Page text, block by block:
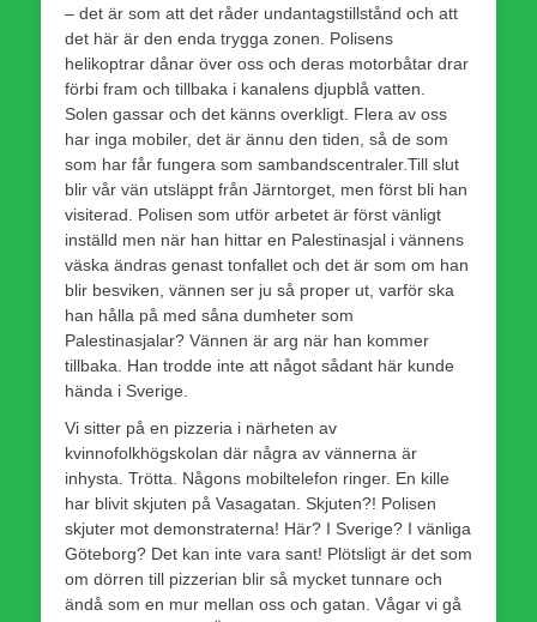
– det är som att det råder undantagstillstånd och att
det här är den enda trygga zonen. Polisens
helikoptrar dånar över oss och deras motorbåtar drar
förbi fram och tillbaka i kanalens djupblå vatten.
Solen gassar och det känns overkligt. Flera av oss
har inga mobiler, det är ännu den tiden, så de som
som har får fungera som sambandscentraler.Till slut
blir vår vän utsläppt från Järntorget, men först bli han
visiterad. Polisen som utför arbetet är först vänligt
inställd men när han hittar en Palestinasjal i vännens
väska ändras genast tonfallet och det är som om han
blir besviken, vännen ser ju så proper ut, varför ska
han hålla på med såna dumheter som
Palestinasjalar? Vännen är arg när han kommer
tillbaka. Han trodde inte att något sådant här kunde
hända i Sverige.
Vi sitter på en pizzeria i närheten av
kvinnofolkhögskolan där några av vännerna är
inhysta. Trötta. Någons mobiltelefon ringer. En kille
har blivit skjuten på Vasagatan. Skjuten?! Polisen
skjuter mot demonstraterna! Här? I Sverige? I vänliga
Göteborg? Det kan inte vara sant! Plötsligt är det som
om dörren till pizzerian blir så mycket tunnare och
ändå som en mur mellan oss och gatan. Vågar vi gå